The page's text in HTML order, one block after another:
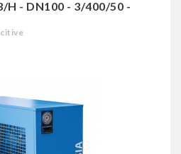
H - DN100 - 3/400/50 -